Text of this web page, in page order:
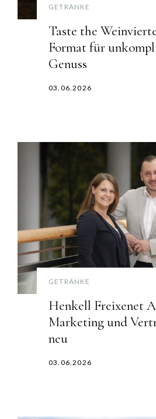
GETRÄNKE
Taste the
Format für
Genuss
03.06.2026
GETRÄNKE
Henkell Freixenet
Marketing und
neu
03.06.2026